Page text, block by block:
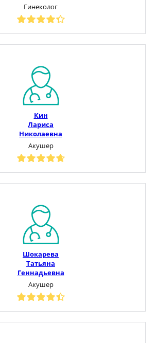
Гинеколог
Кин
Лариса
Николаевна
Акушер
Шокарева
Татьяна
Геннадьевна
Акушер